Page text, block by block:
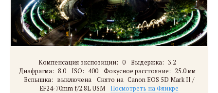
Компенсация экспозиции: 0 Выдержка: 3.2
Диафрагма: 8.0 ISO: 400 Фокусное расстояние: 25.0 мм
Вспышка: выключена Снято на Canon EOS 5D Mark II /
EF24-70mm f/2.8L USM
Посмотреть на Фликре